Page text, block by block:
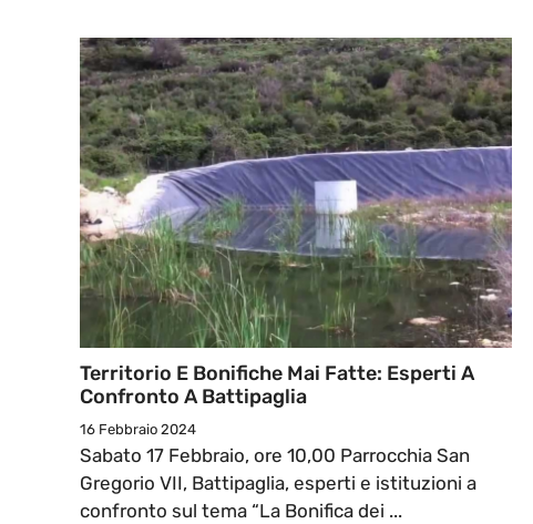
Territorio E Bonifiche Mai Fatte: Esperti A
Confronto A Battipaglia
16 Febbraio 2024
Sabato 17 Febbraio, ore 10,00 Parrocchia San
Gregorio VII, Battipaglia, esperti e istituzioni a
confronto sul tema “La Bonifica dei ...